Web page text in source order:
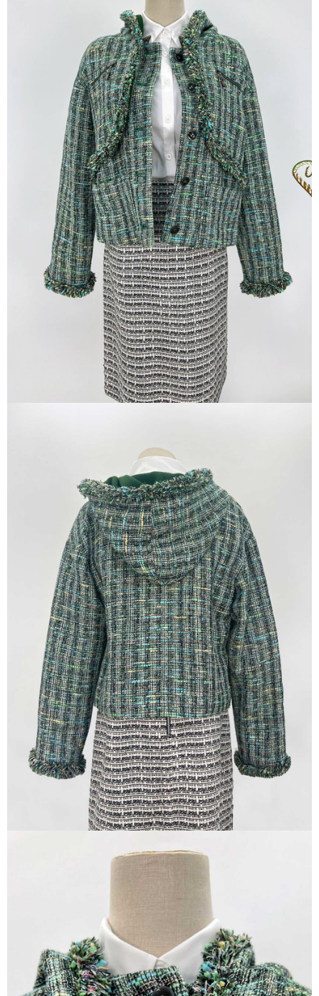
※ 請注意：結帳手續完成當下不需立刻繳費，但若您需要取消訂單，請聯絡
購買商品的店家。未經商家同意取消之訂單仍視為有效，需透過AFTEE先享
※ 交易是否成功請以「AFTEE先享後付 」之結帳頁面顯示為準，若有關於
是否繳費成功／繳費後需取消欲退款等相關疑問，請聯繫「AFTEE先享後付
https://netprotections.freshdesk.com/support/home
１．透過由恩沛科技股份有限公司提供之「AFTEE先享後付」服務完成之交
易，需依本服務之必要範圍內提供個人資料，並將交易相關給付款項請求債
權轉讓予恩沛科技股份有限公司。
２．關於個人資料處理事宜，請瀏覽以下網址：
https://aftee.tw/terms/#terms3
３．未成年的使用者請事先徵得法定代理人或監護人之同意方可使用
「AFTEE先享後付」，若未經同意申辦者引起之損失，本公司不負相關責
４．使用「AFTEE先享後付」時，將依據個別帳號之用戶狀況，依本公司即
時審查核予不同之上限額度；若仍有額度不足之情形，本公司將視審查結果
請求用戶進行身份認證。
５．嚴禁一人註冊多個帳號或使用他人資訊註冊。若發現惡意使用之情形，
恩沛科技股份有限公司將有權停止該用戶之使用額度並採取法律行動。
每筆NT$100，滿NT$1,500(含以上)免運費